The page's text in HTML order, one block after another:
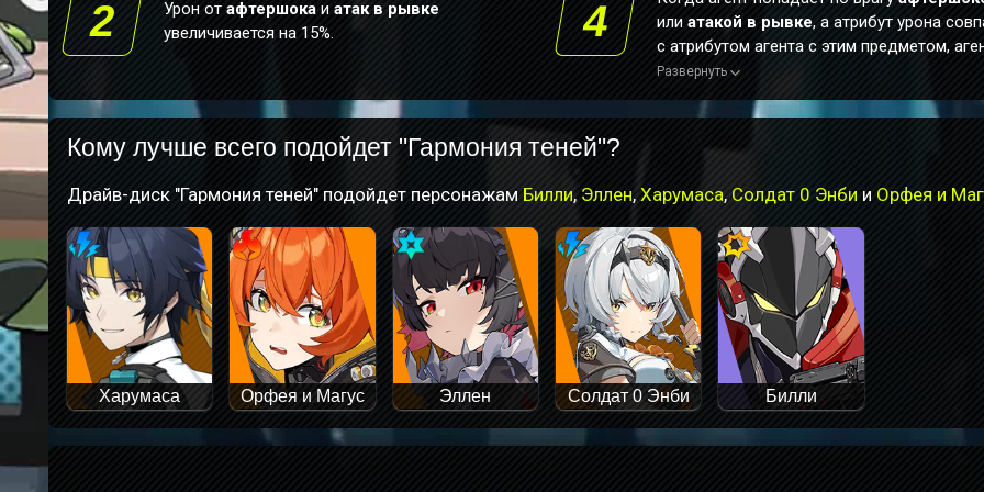
2 Урон от афтершока и атак в рывке
увеличивается на 15%.
4
или атакой в рывке, а атрибут урона
с атрибутом агента с этим предметом,
этим предметом получает 1 ур. эффекта.
Использование одного навыка может дать
эффект только один раз. Каждый уровень
4%. Эффект суммируется до 3 ур. и длится
действия.
Развернуть
Кому лучше всего подойдет "Гармония теней"?
Драйв-диск "Гармония теней" подойдет персонажам Билли, Эллен, Харумаса, Солдат 0 Энби и Орфея и
Харумаса Орфея и Магус Эллен Солдат 0 Энби Билли